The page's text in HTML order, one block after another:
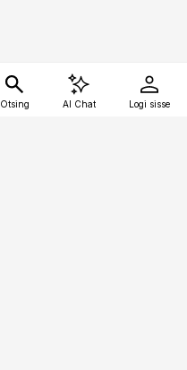
Otsing AI Chat Logi sisse